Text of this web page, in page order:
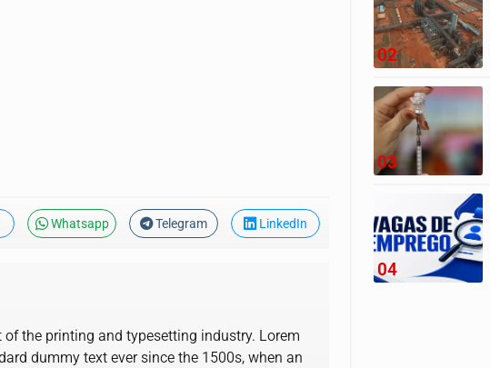
Whatsapp Telegram LinkedIn
the printing and typesetting industry. Lorem
dummy text ever since the 1500s, when an
02
03
04